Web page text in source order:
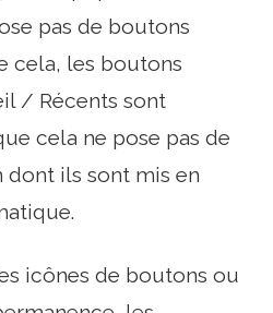
pas de boutons
cela, les boutons
/ Récents sont
cela ne pose pas de
ils sont mis en
icônes de boutons ou